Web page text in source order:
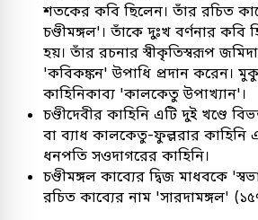
শতকের কবি ছিলেন। তাঁর রচিত
চণ্ডীমঙ্গল'। তাঁকে দুঃখ বর্ণনার কবি
হয়। তাঁর রচনার স্বীকৃতিস্বরূপ
'কবিকঙ্কন' উপাধি প্রদান করেন।
কাহিনিকাব্য 'কালকেতু উপাখ্যান'।
চণ্ডীদেবীর কাহিনি এটি দুই খণ্ডে
বা ব্যাধ কালকেতু-ফুল্লরার কাহিনি
ধনপতি সওদাগরের কাহিনি।
চণ্ডীমঙ্গল কাব্যের দ্বিজ মাধবকে
রচিত কাব্যের নাম 'সারদামঙ্গল'